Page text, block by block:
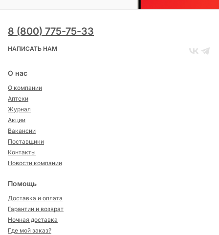
8 (800) 775-75-33
НАПИСАТЬ НАМ
О нас
О компании
Аптеки
Журнал
Акции
Вакансии
Поставщики
Контакты
Новости компании
Помощь
Доставка и оплата
Гарантии и возврат
Ночная доставка
Где мой заказ?